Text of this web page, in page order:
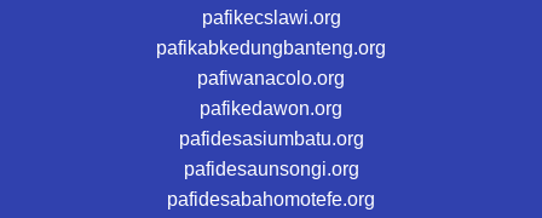
pafikecslawi.org
pafikabkedungbanteng.org
pafiwanacolo.org
pafikedawon.org
pafidesasiumbatu.org
pafidesaunsongi.org
pafidesabahomotefe.org